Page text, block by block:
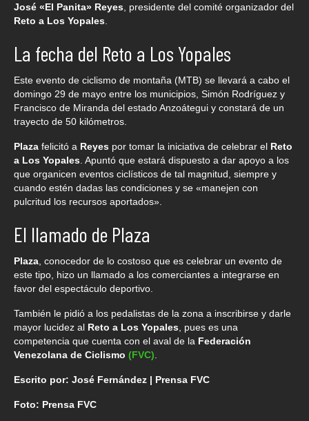
José «El Panita» Reyes , presidente del comité organizador del
Reto a Los Yopales
La fecha del Reto a Los Yopales
Este evento de ciclismo de montaña (MTB) se llevará a cabo el
domingo 29 de mayo entre los municipios, Simón Rodríguez y
Francisco de Miranda del estado Anzoátegui y constará de un
trayecto de 50 kilómetros.
Plaza felicitó a Reyes por tomar la iniciativa de celebrar el Reto
a Los Yopales . Apuntó que estará dispuesto a dar apoyo a los
que organicen eventos ciclísticos de tal magnitud, siempre y
cuando estén dadas las condiciones y se «manejen con
pulcritud los recursos aportados».
El llamado de Plaza
Plaza , conocedor de lo costoso que es celebrar un evento de
este tipo, hizo un llamado a los comerciantes a integrarse en
favor del espectáculo deportivo.
También le pidió a los pedalistas de la zona a inscribirse y darle
mayor lucidez al Reto a Los Yopales , pues es una
competencia que cuenta con el aval de la Federación
Venezolana de Ciclismo (FVC)
Escrito por: José Fernández | Prensa FVC
Foto: Prensa FVC